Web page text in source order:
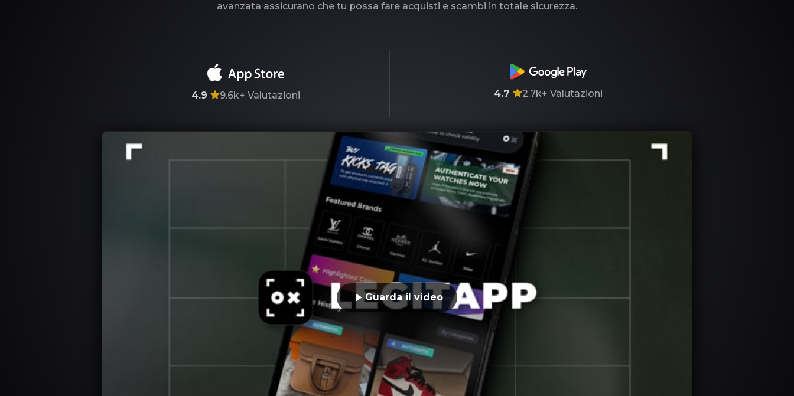
avanzata assicurano che tu possa fare acquisti e scambi in totale sicurezza.
4.9 9.6k+ Valutazioni 4.7 2.7k+ Valutazioni
Guarda il video